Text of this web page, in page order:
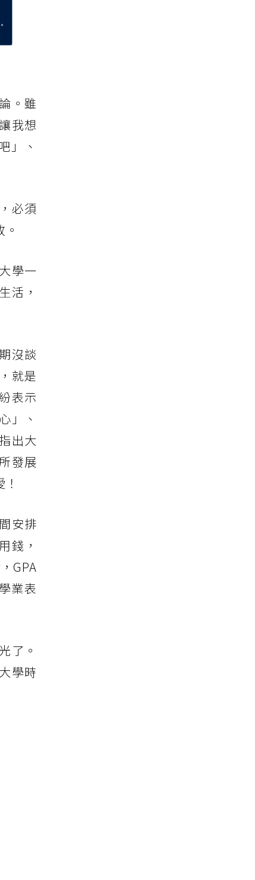
。雖
我想
」、
必須
學一
活，
沒談
就是
表示
」、
出大
發展
安排
錢，
GPA
業表
了。
學時